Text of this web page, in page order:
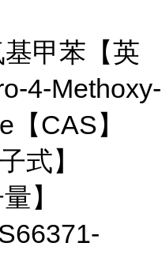
甲苯【英
4-Methoxy-
CAS】
式】
】